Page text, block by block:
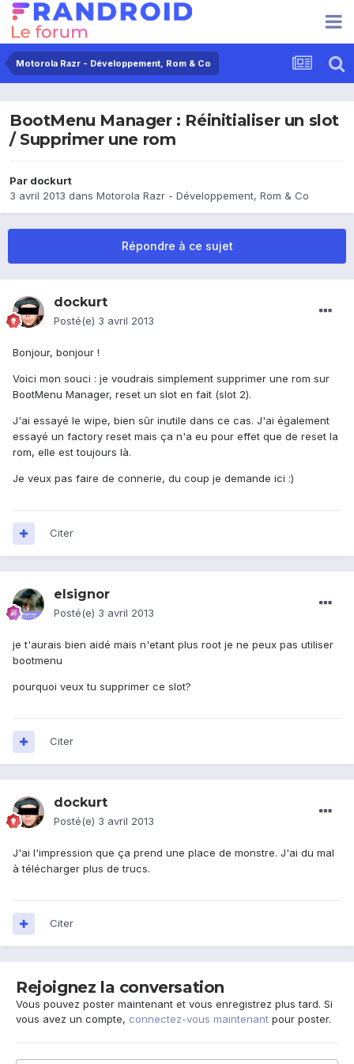
Motorola Razr - Développement, Rom & Co
BootMenu Manager : Réinitialiser un slot
/ Supprimer une rom
Par dockurt
3 avril 2013 dans Motorola Razr - Développement, Rom & Co
Répondre à ce sujet
dockurt
Posté(e) 3 avril 2013
Bonjour, bonjour !
Voici mon souci : je voudrais simplement supprimer une rom sur
BootMenu Manager, reset un slot en fait (slot 2).
J'ai essayé le wipe, bien sûr inutile dans ce cas. J'ai également
essayé un factory reset mais ça n'a eu pour effet que de reset la
rom, elle est toujours là.
Je veux pas faire de connerie, du coup je demande ici :)
Citer
elsignor
Posté(e) 3 avril 2013
je t'aurais bien aidé mais n'etant plus root je ne peux pas utiliser
bootmenu
pourquoi veux tu supprimer ce slot?
Citer
dockurt
Posté(e) 3 avril 2013
J'ai l'impression que ça prend une place de monstre. J'ai du mal
à télécharger plus de trucs.
Citer
Rejoignez la conversation
Vous pouvez poster maintenant et vous enregistrez plus tard. Si
vous avez un compte, connectez-vous maintenant pour poster.